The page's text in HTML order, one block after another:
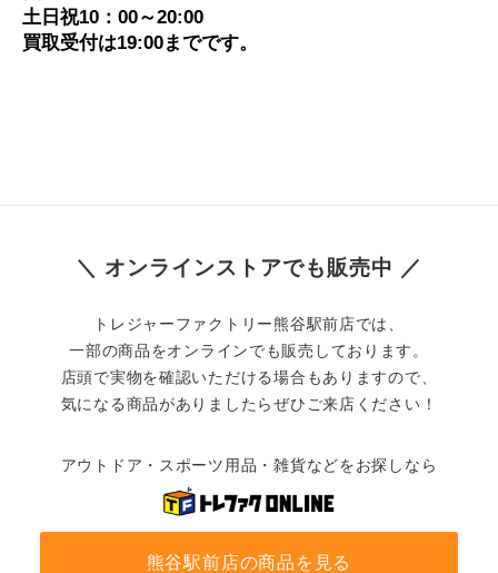
土日祝10：00～20:00
買取受付は19:00までです。
＼ オンラインストアでも販売中 ／
トレジャーファクトリー熊谷駅前店では、
一部の商品をオンラインでも販売しております。
店頭で実物を確認いただける場合もありますので、
気になる商品がありましたらぜひご来店ください！
アウトドア・スポーツ用品・雑貨などをお探しなら
熊谷駅前店の商品を見る